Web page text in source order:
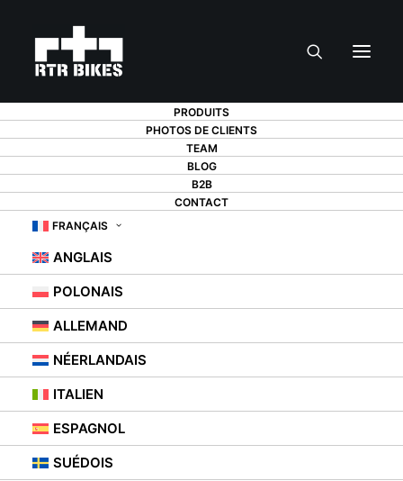
PRODUITS
PHOTOS DE CLIENTS
TEAM
BLOG
B2B
CONTACT
FRANÇAIS
ANGLAIS
POLONAIS
ALLEMAND
NÉERLANDAIS
ITALIEN
ESPAGNOL
SUÉDOIS
SUPPORT DE VÉLO
MTB - OÙ TROUVER
LE SUPPORT IDÉAL ?
19 DÉCEMBRE 2021